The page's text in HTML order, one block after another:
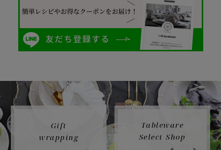
Gift
wrapping
Tableware
Select Shop